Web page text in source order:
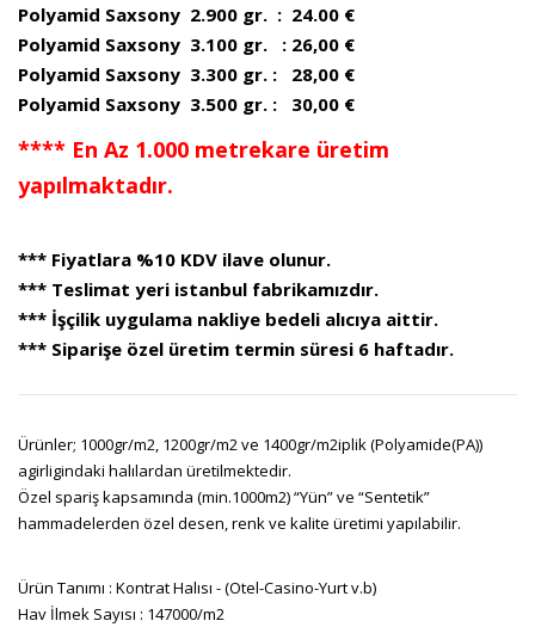
Polyamid Saxsony 2.900 gr. : 24.00 €
Polyamid Saxsony 3.100 gr. : 26,00 €
Polyamid Saxsony 3.300 gr. : 28,00 €
Polyamid Saxsony 3.500 gr. : 30,00 €
**** En Az 1.000 metrekare üretim
yapılmaktadır.
*** Fiyatlara %10 KDV ilave olunur.
*** Teslimat yeri istanbul fabrikamızdır.
*** İşçilik uygulama nakliye bedeli alıcıya aittir.
*** Siparişe özel üretim termin süresi 6 haftadır.
Ürünler; 1000gr/m2, 1200gr/m2 ve 1400gr/m2iplik (Polyamide(PA))
agirligindaki halılardan üretilmektedir.
Özel spariş kapsamında (min.1000m2) “Yün” ve “Sentetik”
hammadelerden özel desen, renk ve kalite üretimi yapılabilir.
Ürün Tanımı : Kontrat Halısı - (Otel-Casino-Yurt v.b)
Hav İlmek Sayısı : 147000/m2